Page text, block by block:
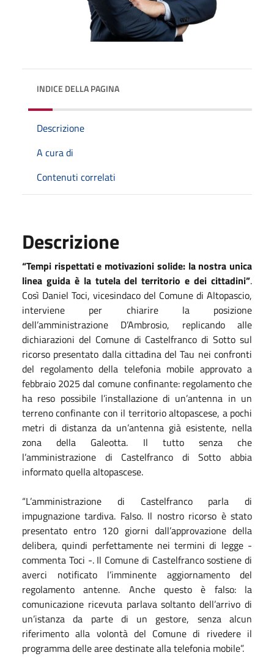
INDICE DELLA PAGINA
Descrizione
A cura di
Contenuti correlati
Descrizione
“Tempi rispettati e motivazioni solide: la nostra unica
linea guida è la tutela del territorio e dei cittadini”.
Così Daniel Toci, vicesindaco del Comune di Altopascio,
interviene per chiarire la posizione
dell’amministrazione D’Ambrosio, replicando alle
dichiarazioni del Comune di Castelfranco di Sotto sul
ricorso presentato dalla cittadina del Tau nei confronti
del regolamento della telefonia mobile approvato a
febbraio 2025 dal comune confinante: regolamento che
ha reso possibile l’installazione di un’antenna in un
terreno confinante con il territorio altopascese, a pochi
metri di distanza da un’antenna già esistente, nella
zona della Galeotta. Il tutto senza che
l’amministrazione di Castelfranco di Sotto abbia
informato quella altopascese.
“L’amministrazione di Castelfranco parla di
impugnazione tardiva. Falso. Il nostro ricorso è stato
presentato entro 120 giorni dall’approvazione della
delibera, quindi perfettamente nei termini di legge -
commenta Toci -. Il Comune di Castelfranco sostiene di
averci notificato l’imminente aggiornamento del
regolamento antenne. Anche questo è falso: la
comunicazione ricevuta parlava soltanto dell’arrivo di
un’istanza da parte di un gestore, senza alcun
riferimento alla volontà del Comune di rivedere il
programma delle aree destinate alla telefonia mobile”.